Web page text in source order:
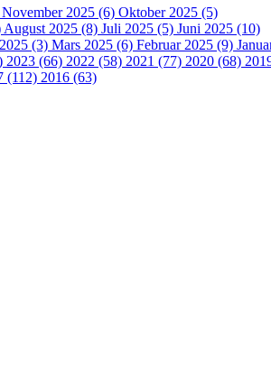
November 2025 (6) Oktober 2025 (5)
August 2025 (8) Juli 2025 (5) Juni 2025 (10)
(3) Mars 2025 (6) Februar 2025 (9)
2023 (66) 2022 (58) 2021 (77) 2020 (68)
(112) 2016 (63)